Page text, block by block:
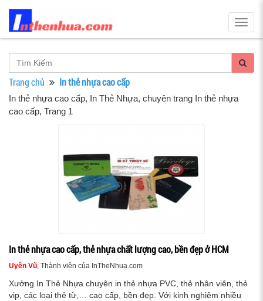
Trang chủ In thẻ nhựa cao cấp
In thẻ nhựa cao cấp, In Thẻ Nhựa, chuyên trang In thẻ nhựa
cao cấp, Trang 1
In thẻ nhựa cao cấp, thẻ nhựa chất lượng cao, bền đẹp ở HCM
Uyên Vũ, Thành viên của InTheNhua.com
Xưởng In Thẻ Nhựa chuyên in thẻ nhựa PVC, thẻ nhân viên, thẻ
vip, các loại thẻ từ,… cao cấp, bền đẹp. Với kinh nghiệm nhiều